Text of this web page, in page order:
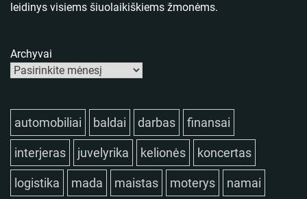
leidinys visiems šiuolaikiškiems žmonėms.
Archyvai
automobiliai baldai darbas finansai
interjeras juvelyrika kelionės koncertas
logistika mada maistas moterys namai